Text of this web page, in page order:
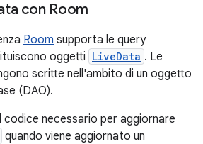
con Room
Room supporta le query
oggetti LiveData . Le
scritte nell'ambito di un oggetto
(DAO).
codice necessario per aggiornare
quando viene aggiornato un